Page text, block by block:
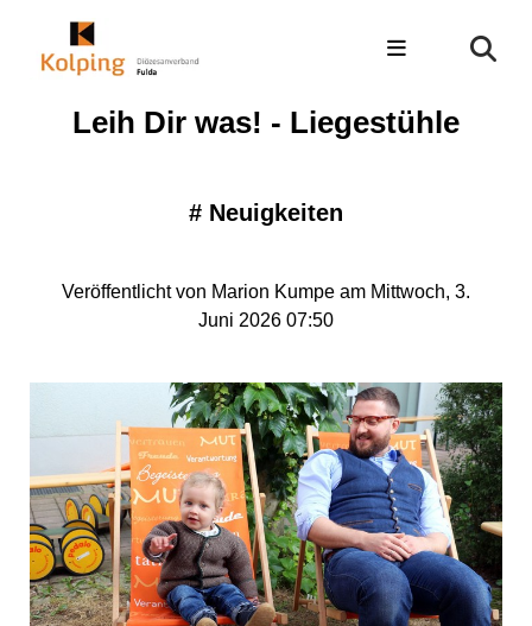
Leih Dir was! - Liegestühle
# Neuigkeiten
Veröffentlicht von Marion Kumpe am Mittwoch, 3.
Juni 2026 07:50